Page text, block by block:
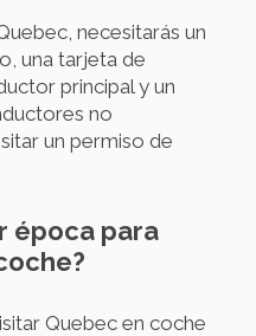
necesitarás un
una tarjeta de
principal y un
no
un permiso de
época para
Quebec en coche